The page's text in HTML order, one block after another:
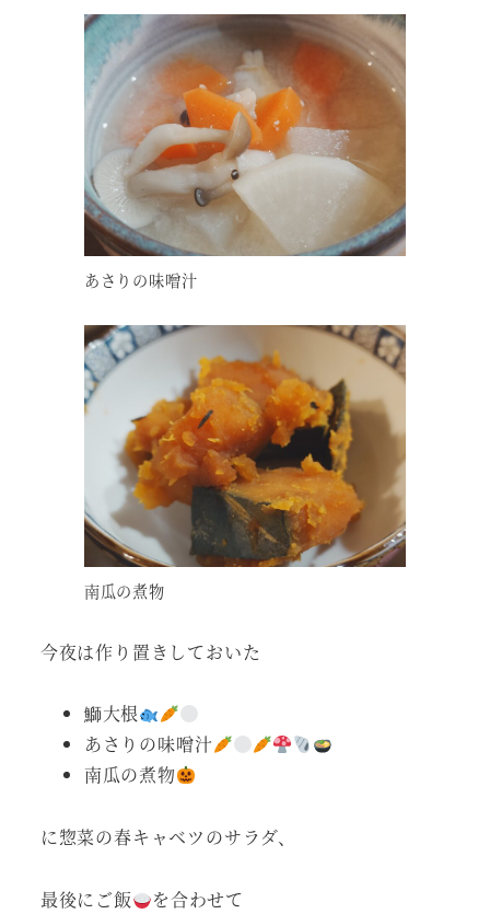
あさりの味噌汁
南瓜の煮物
今夜は作り置きしておいた
鰤大根
あさりの味噌汁
南瓜の煮物
に惣菜の春キャベツのサラダ、
最後にご飯 を合わせて